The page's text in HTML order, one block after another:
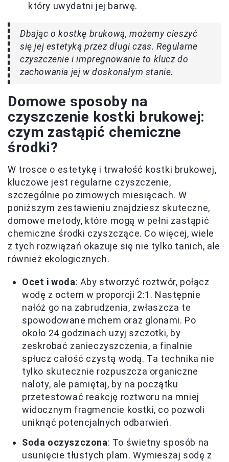
który uwydatni jej barwę.
Dbając o kostkę brukową, możemy cieszyć
się jej estetyką przez długi czas. Regularne
czyszczenie i impregnowanie to klucz do
zachowania jej w doskonałym stanie.
Domowe sposoby na
czyszczenie kostki brukowej:
czym zastąpić chemiczne
środki?
W trosce o estetykę i trwałość kostki brukowej,
kluczowe jest regularne czyszczenie,
szczególnie po zimowych miesiącach. W
poniższym zestawieniu znajdziesz skuteczne,
domowe metody, które mogą w pełni zastąpić
chemiczne środki czyszczące. Co więcej, wiele
z tych rozwiązań okazuje się nie tylko tanich, ale
również ekologicznych.
Ocet i woda: Aby stworzyć roztwór, połącz
wodę z octem w proporcji 2:1. Następnie
nałóż go na zabrudzenia, zwłaszcza te
spowodowane mchem oraz glonami. Po
około 24 godzinach użyj szczotki, by
zeskrobać zanieczyszczenia, a finalnie
spłucz całość czystą wodą. Ta technika nie
tylko skutecznie rozpuszcza organiczne
naloty, ale pamiętaj, by na początku
przetestować reakcję roztworu na mniej
widocznym fragmencie kostki, co pozwoli
uniknąć potencjalnych odbarwień.
Soda oczyszczona: To świetny sposób na
usunięcie tłustych plam. Wymieszaj sodę z